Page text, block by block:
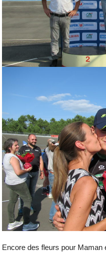
Encore des fleurs pour Maman